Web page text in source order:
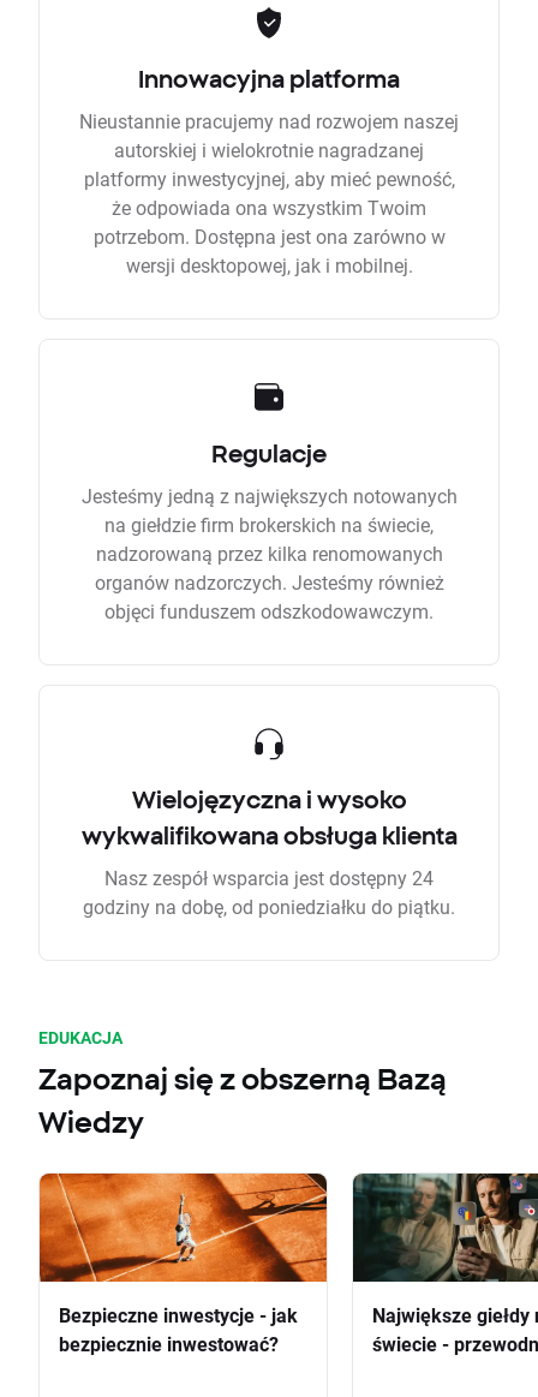
Innowacyjna platforma
Nieustannie pracujemy nad rozwojem naszej
autorskiej i wielokrotnie nagradzanej
platformy inwestycyjnej, aby mieć pewność,
że odpowiada ona wszystkim Twoim
potrzebom. Dostępna jest ona zarówno w
wersji desktopowej, jak i mobilnej.
Regulacje
Jesteśmy jedną z największych notowanych
na giełdzie firm brokerskich na świecie,
nadzorowaną przez kilka renomowanych
organów nadzorczych. Jesteśmy również
objęci funduszem odszkodowawczym.
Wielojęzyczna i wysoko
wykwalifikowana obsługa klienta
Nasz zespół wsparcia jest dostępny 24
godziny na dobę, od poniedziałku do piątku.
EDUKACJA
Zapoznaj się z obszerną Bazą
Wiedzy
Bezpieczne inwestycje - jak
bezpiecznie inwestować?
Największe giełdy
świecie -